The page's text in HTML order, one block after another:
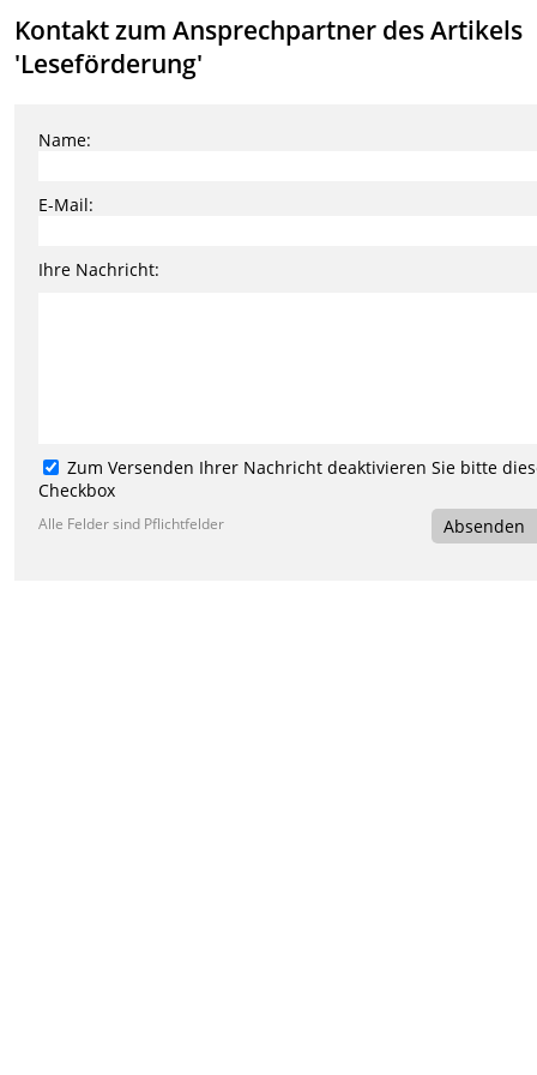
Kontakt zum Ansprechpartner des Artikels
'Leseförderung'
Name:
E-Mail:
Ihre Nachricht:
Zum Versenden Ihrer Nachricht deaktivieren Sie bitte
Checkbox
Alle Felder sind Pflichtfelder Absenden